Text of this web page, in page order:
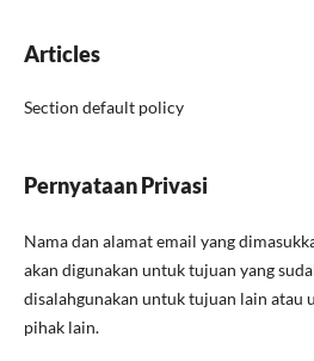
Articles
Section default policy
Pernyataan Privasi
Nama dan alamat email yang
akan digunakan untuk tujuan yang
disalahgunakan untuk tujuan lain atau
pihak lain.